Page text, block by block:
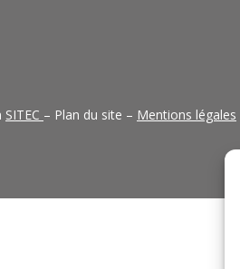
SITEC – Plan du site – Mentions légales